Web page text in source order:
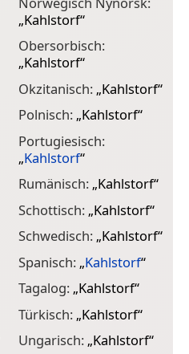
„Kahlstorf“
Obersorbisch:
„Kahlstorf“
Okzitanisch: „Kahlstorf“
Polnisch: „Kahlstorf“
Portugiesisch:
„Kahlstorf“
Rumänisch: „Kahlstorf“
Schottisch: „Kahlstorf“
Schwedisch: „Kahlstorf“
Spanisch: „Kahlstorf“
Tagalog: „Kahlstorf“
Türkisch: „Kahlstorf“
Ungarisch: „Kahlstorf“